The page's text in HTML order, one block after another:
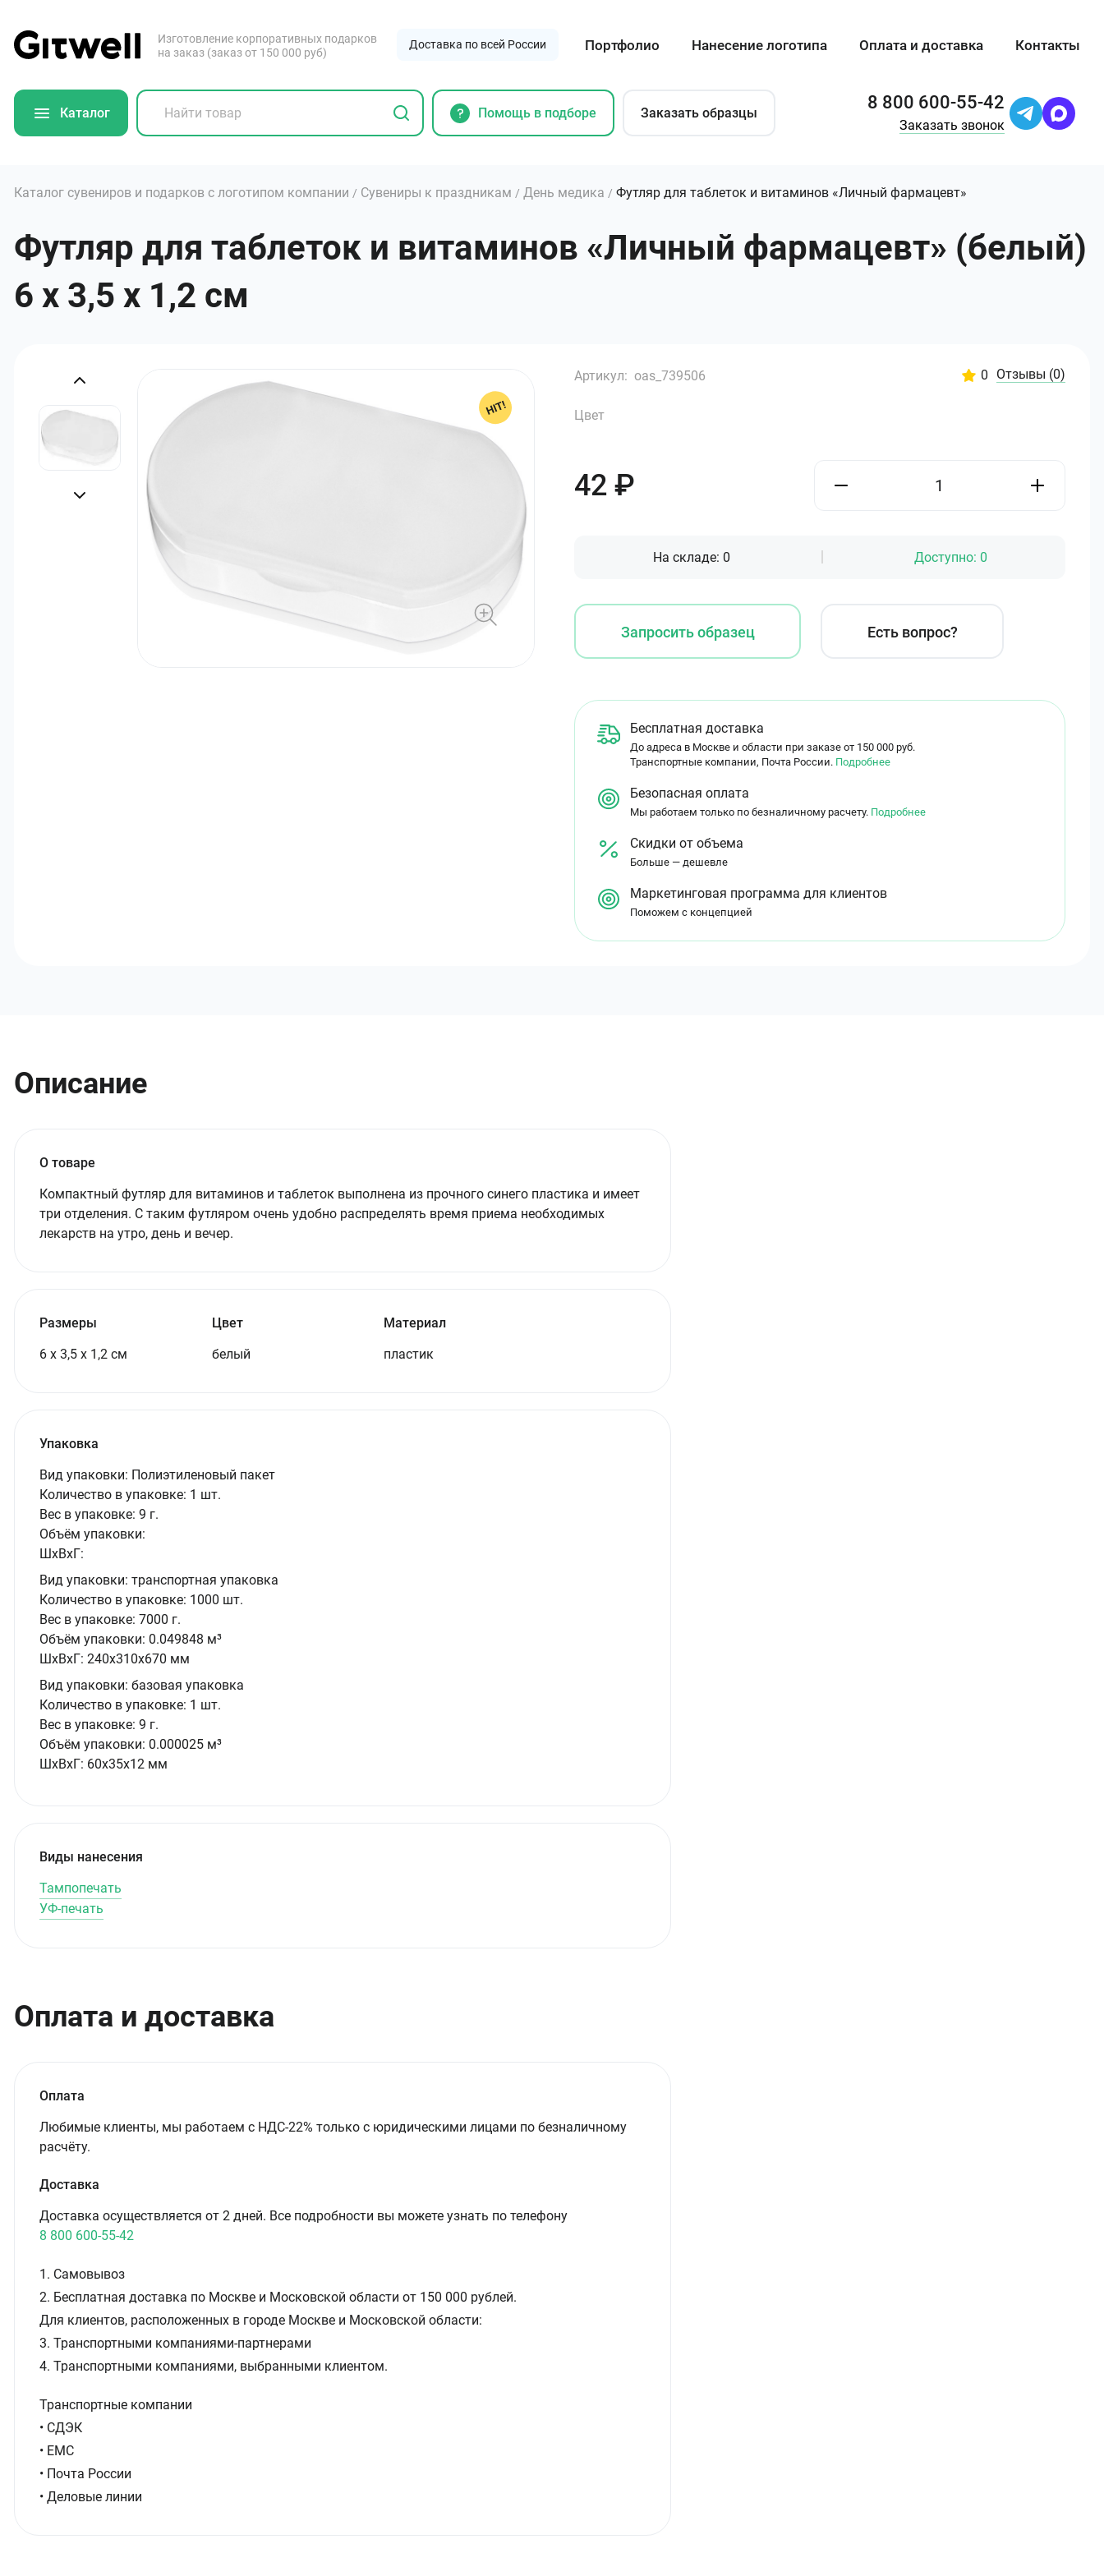
Изготовление корпоративных подарков
на заказ (заказ от 150 000 руб)
Доставка по всей России Портфолио Нанесение логотипа Оплата и доставка Контакты
Каталог Помощь в подборе Заказать образцы 8 800 600-55-42
Заказать звонок
Каталог сувениров и подарков с логотипом компании / Сувениры к праздникам / День медика / Футляр для таблеток и витаминов «Личный фармацевт»
Футляр для таблеток и витаминов «Личный фармацевт» (белый)
6 х 3,5 х 1,2 см
Артикул: oas_739506 0 Отзывы (0)
Цвет
42 ₽
На складе: 0 Доступно: 0
Запросить образец Есть вопрос?
Бесплатная доставка
До адреса в Москве и области при заказе от 150 000 руб.
Транспортные компании, Почта России. Подробнее
Безопасная оплата
Мы работаем только по безналичному расчету. Подробнее
Скидки от объема
Больше — дешевле
Маркетинговая программа для клиентов
Поможем с концепцией
Описание
О товаре
Компактный футляр для витаминов и таблеток выполнена из прочного синего пластика и имеет
три отделения. С таким футляром очень удобно распределять время приема необходимых
лекарств на утро, день и вечер.
Размеры
6 х 3,5 х 1,2 см
Цвет
белый
Материал
пластик
Упаковка
Вид упаковки: Полиэтиленовый пакет
Количество в упаковке: 1 шт.
Вес в упаковке: 9 г.
Объём упаковки:
ШxВxГ:
Вид упаковки: транспортная упаковка
Количество в упаковке: 1000 шт.
Вес в упаковке: 7000 г.
Объём упаковки: 0.049848 м³
ШxВxГ: 240x310x670 мм
Вид упаковки: базовая упаковка
Количество в упаковке: 1 шт.
Вес в упаковке: 9 г.
Объём упаковки: 0.000025 м³
ШxВxГ: 60x35x12 мм
Виды нанесения
Тампопечать
УФ-печать
Оплата и доставка
Оплата
Любимые клиенты, мы работаем с НДС-22% только с юридическими лицами по безналичному
расчёту.
Доставка
Доставка осуществляется от 2 дней. Все подробности вы можете узнать по телефону
8 800 600-55-42
1. Самовывоз
2. Бесплатная доставка по Москве и Московской области от 150 000 рублей.
Для клиентов, расположенных в городе Москве и Московской области:
3. Транспортными компаниями-партнерами
4. Транспортными компаниями, выбранными клиентом.
Транспортные компании
• СДЭК
• ЕМС
• Почта России
• Деловые линии